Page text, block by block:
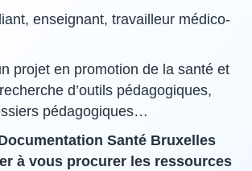
enseignant, travailleur médico-
projet en promotion de la santé et
d’outils pédagogiques,
pédagogiques…
Santé Bruxelles
à vous procurer les ressources